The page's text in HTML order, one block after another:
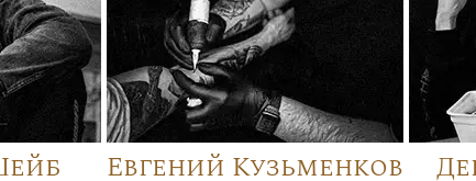
Евгений Кузьменков